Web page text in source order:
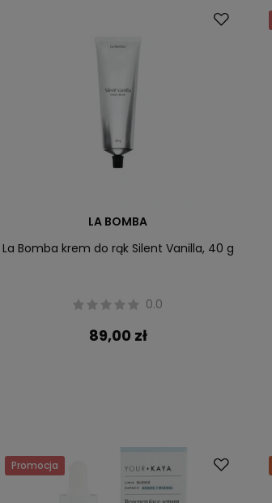
LA BOMBA
La Bomba krem do rąk Silent Vanilla, 40 g
0.0
89,00 zł
Promocja